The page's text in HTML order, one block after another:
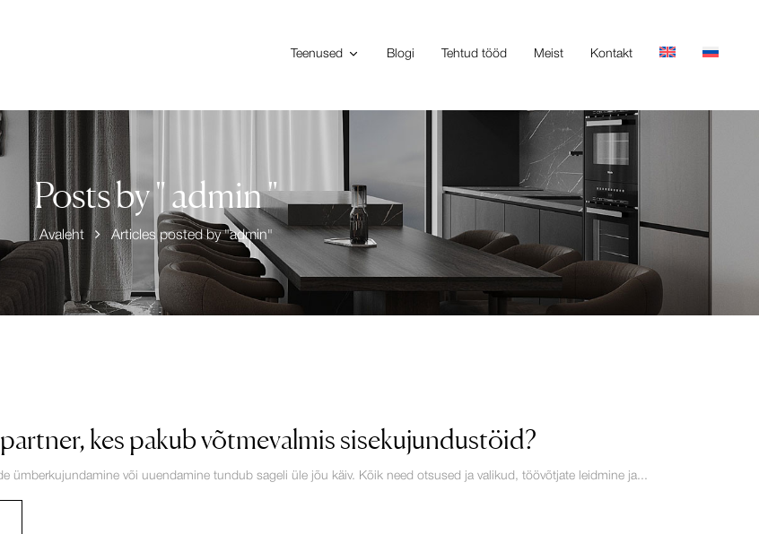
Teenused Blogi Tehtud tööd Meist Kontakt
Posts by " admin "
Avaleht Articles posted by "admin"
kes pakub võtmevalmis sisekujundustöid?
ümberkujundamine või uuendamine tundub sageli üle jõu käiv. Kõik need otsused ja valikud, töövõtjate leidmine ja...